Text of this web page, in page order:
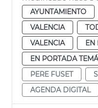
AYUNTAMIENTO
VALENCIA
VALENCIA
EN
EN PORTADA
PERE FUSET
AGENDA DIGITAL